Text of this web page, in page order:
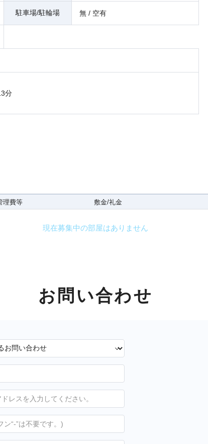
駐車場/駐輪場 無 / 空有
分
理費等 敷金/礼金
現在募集中の部屋はありません
お問い合わせ